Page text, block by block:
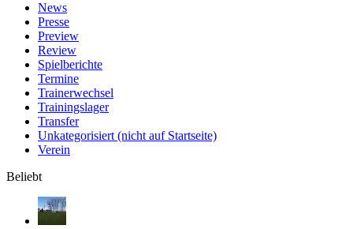
News
Presse
Preview
Review
Spielberichte
Termine
Trainerwechsel
Trainingslager
Transfer
Unkategorisiert (nicht auf Startseite)
Verein
Beliebt